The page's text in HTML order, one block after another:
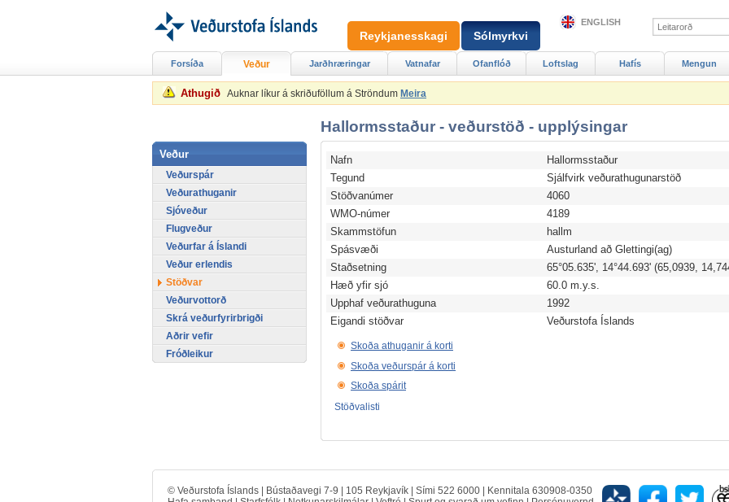
Athugið Auknar líkur á skriðuföllum á Ströndum Meira
Hallormsstaður - veðurstöð - upplýsingar
Nafn
Hallormsstaður
Tegund
Sjálfvirk veðurathugunarstöð
Stöðvanúmer
4060
WMO-númer
4189
Skammstöfun
hallm
Spásvæði
Austurland að Glettingi(ag)
Staðsetning
65°05.635', 14°44.693' (65,0939,
Hæð yfir sjó
60.0 m.y.s.
Upphaf veðurathuguna
1992
Eigandi stöðvar
Veðurstofa Íslands
Skoða athuganir á korti
Skoða veðurspár á korti
Skoða spárit
Stöðvalisti
Forsíða Veður Jarðhræringar Vatnafar Ofanflóð Loftslag Hafís Mengun
Veður
Veðurspár
Veðurathuganir
Sjóveður
Flugveður
Veðurfar á Íslandi
Veður erlendis
Stöðvar
Veðurvottorð
Skrá veðurfyrirbrigði
Aðrir vefir
Fróðleikur
Reykjanesskagi Sólmyrkvi
ENGLISH
© Veðurstofa Íslands | Bústaðavegi 7-9 | 105 Reykjavík | Sími 522 6000 | Kennitala 630908-0350